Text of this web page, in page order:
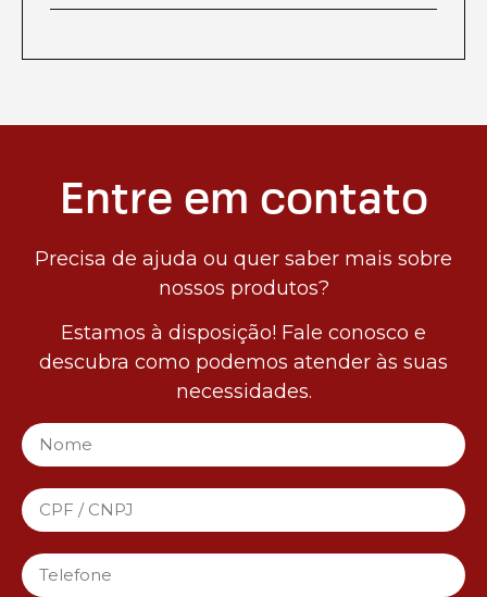
Entre em contato
Precisa de ajuda ou quer saber mais sobre
nossos produtos?
Estamos à disposição! Fale conosco e
descubra como podemos atender às suas
necessidades.